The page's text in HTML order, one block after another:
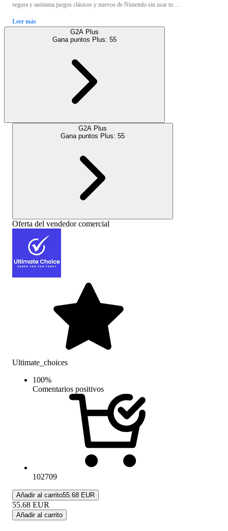
segura y anónima juegos clásicos y nuevos de Nintendo sin usar tu ...
Leer más
G2A Plus
Gana puntos Plus: 55
G2A Plus
Gana puntos Plus: 55
Oferta del vendedor comercial
Ultimate_choices
100%
Comentarios positivos
102709
Añadir al carrito55.68 EUR
55.68 EUR
Añadir al carrito